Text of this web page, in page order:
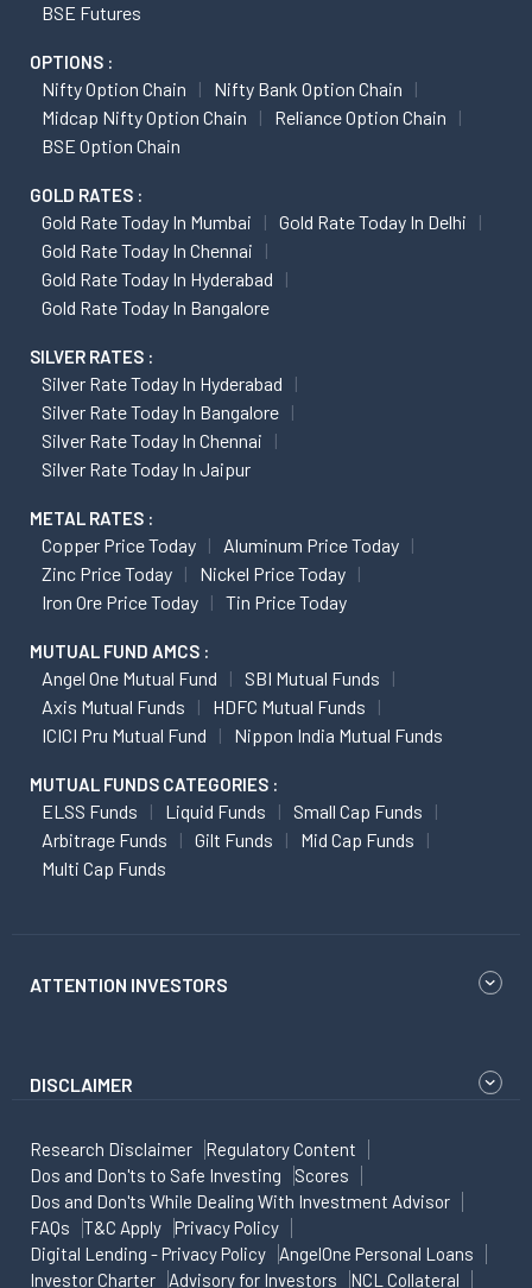
BSE Futures
OPTIONS :
Nifty Option Chain
Nifty Bank Option Chain
Midcap Nifty Option Chain
Reliance Option Chain
BSE Option Chain
GOLD RATES :
Gold Rate Today In Mumbai
Gold Rate Today In Delhi
Gold Rate Today In Chennai
Gold Rate Today In Hyderabad
Gold Rate Today In Bangalore
SILVER RATES :
Silver Rate Today In Hyderabad
Silver Rate Today In Bangalore
Silver Rate Today In Chennai
Silver Rate Today In Jaipur
METAL RATES :
Copper Price Today
Aluminum Price Today
Zinc Price Today
Nickel Price Today
Iron Ore Price Today
Tin Price Today
MUTUAL FUND AMCS :
Angel One Mutual Fund
SBI Mutual Funds
Axis Mutual Funds
HDFC Mutual Funds
ICICI Pru Mutual Fund
Nippon India Mutual Funds
MUTUAL FUNDS CATEGORIES :
ELSS Funds Liquid Funds
Small Cap Funds
Arbitrage Funds
Gilt Funds
Mid Cap Funds
Multi Cap Funds
ATTENTION INVESTORS
DISCLAIMER
Research Disclaimer
Regulatory Content
Dos and Don'ts to Safe Investing
Scores
Dos and Don'ts While Dealing With Investment Advisor
FAQs
T&C Apply
Privacy Policy
Digital Lending - Privacy Policy
AngelOne Personal Loans
Investor Charter
Advisory for Investors NCL Collateral